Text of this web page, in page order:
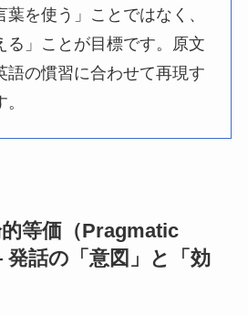
を使う」ことではなく、
る」ことが目標です。原文
語の慣習に合わせて再現す
等価（Pragmatic
話の「意図」と「効